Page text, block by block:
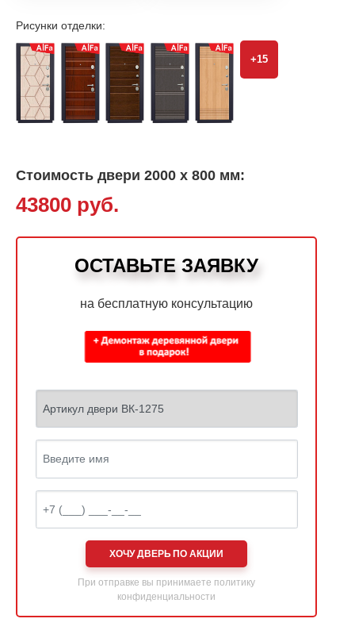
Рисунки отделки:
+15
Стоимость двери 2000 х 800 мм:
43800 руб.
ОСТАВЬТЕ ЗАЯВКУ
на бесплатную консультацию
ХОЧУ ДВЕРЬ ПО АКЦИИ
При отправке вы принимаете политику
конфиденциальности